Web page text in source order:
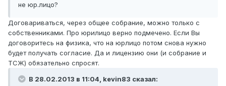
не юр.лицо?
Договариваться, через общее собрание, можно только с
собственниками. Про юрилицо верно подмечено. Если Вы
договоритесь на физика, что на юрлицо потом снова нужно
будет получать согласие. Да и лицензию они (и собрание и
ТСЖ) обязательно спросят.
В 28.02.2013 в 11:04, kevin83 сказал: